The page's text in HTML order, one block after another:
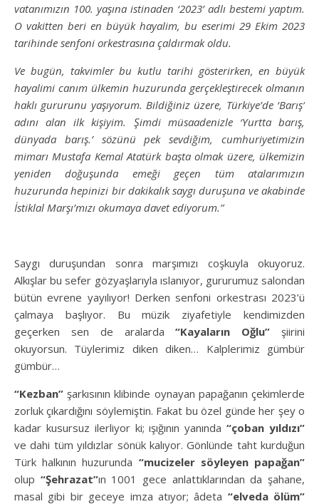
vatanımızın 100. yaşına istinaden ‘2023’ adlı bestemi yaptım.
O vakitten beri en büyük hayalim, bu eserimi 29 Ekim 2023
tarihinde senfoni orkestrasına çaldırmak oldu.
Ve bugün, takvimler bu kutlu tarihi gösterirken, en büyük
hayalimi canım ülkemin huzurunda gerçekleştirecek olmanın
haklı gururunu yaşıyorum. Bildiğiniz üzere, Türkiye’de ‘Barış’
adını alan ilk kişiyim. Şimdi müsaadenizle ‘Yurtta barış,
dünyada barış.’ sözünü pek sevdiğim, cumhuriyetimizin
mimarı Mustafa Kemal Atatürk başta olmak üzere, ülkemizin
yeniden doğuşunda emeği geçen tüm atalarımızın
huzurunda hepinizi bir dakikalık saygı duruşuna ve akabinde
İstiklal Marşı’mızı okumaya davet ediyorum.”
Saygı duruşundan sonra marşımızı coşkuyla okuyoruz.
Alkışlar bu sefer gözyaşlarıyla ıslanıyor, gururumuz salondan
bütün evrene yayılıyor! Derken senfoni orkestrası 2023’ü
çalmaya başlıyor. Bu müzik ziyafetiyle kendimizden
geçerken sen de aralarda“Kayaların Oğlu” şiirini
okuyorsun. Tüylerimiz diken diken… Kalplerimiz gümbür
gümbür…
“Kezban” şarkısının klibinde oynayan papağanın çekimlerde
zorluk çıkardığını söylemiştin. Fakat bu özel günde her şey o
kadar kusursuz ilerliyor ki; ışığının yanında“çoban yıldızı”
ve dahi tüm yıldızlar sönük kalıyor. Gönlünde taht kurduğun
Türk halkının huzurunda “mucizeler söyleyen papağan”
olup “Şehrazat”ın 1001 gece anlattıklarından da şahane,
masal gibi bir geceye imza atıyor; âdeta “elveda ölüm”